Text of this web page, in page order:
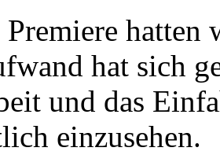
hatten
hat sich
und das
einzusehen.